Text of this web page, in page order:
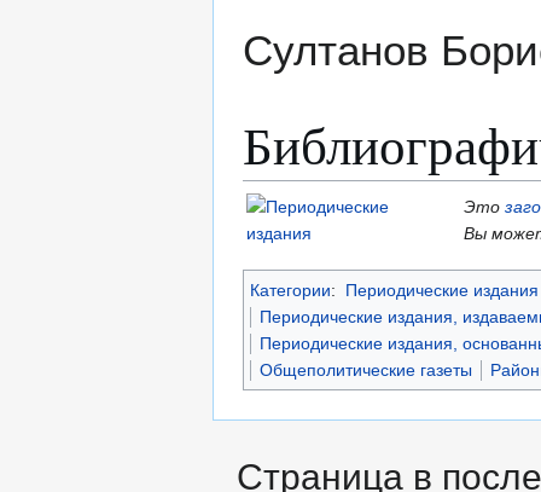
Султанов
Это
Вы
Категории:
Периодические
Периодические издания,
Периодические издания,
Общеполитические газеты
Страница в